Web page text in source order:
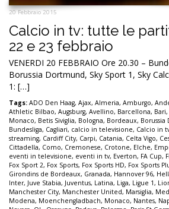
20 Febbraio 2015
Calcio in tv: tutte le
22 e 23 febbraio
VENERDI 20 FEBBRAIO Ore 20.30 –
Borussia Dortmund, Sky Sport 1, Sky
1: […]
Tags: ADO Den Haag, Ajax, Almeria, Amburgo,
Athletic Bilbao, Augsburg, Avellino, Barcellona, Bari,
Monaco, Betis Siviglia, Bologna, Bordeaux,
Bundesliga, Cagliari, calcio in televisione, Calcio in
streaming, Cardiff City, Carpi, Catania, Celta Vigo,
Cittadella, Como, Cremonese, Crotone, Elche,
eventi in televisione, eventi in tv, Everton, FA Cup,
Fox Sport 2, Fox Sports, Fox Sports HD, Fox Sports
Girondins de Bordeaux, Granada, Hannover 96,
Inter, Juve Stabia, Juventus, Latina, Liga, Ligue 1,
Manchester City, Manchester United, Marsiglia,
Modena, Moenchengladbach, Monaco, Nantes,